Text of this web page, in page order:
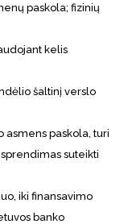
paskola; fizinių
kelis
šaltinį verslo
asmens paskola, turi
suteikti
iki finansavimo
banko